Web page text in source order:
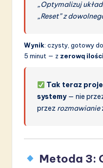
„Optymalizuj
„Reset” z
Wynik: czysty, gotowy
5 minut — z zerową
Tak teraz
systemy— nie
przez rozmawianie
Metoda 3: